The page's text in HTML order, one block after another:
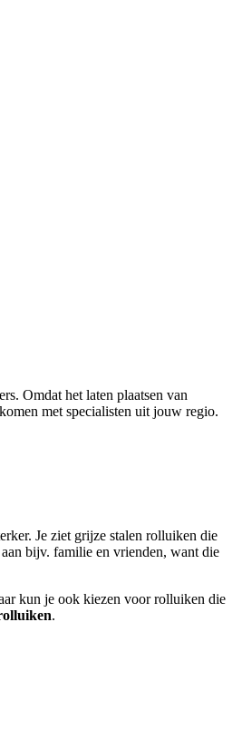
Omdat het laten plaatsen van
met specialisten uit jouw regio.
Je ziet grijze stalen rolluiken die
bijv. familie en vrienden, want die
kun je ook kiezen voor rolluiken die
.